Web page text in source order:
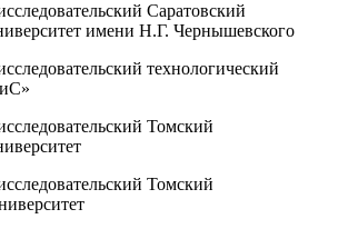
Саратовский
имени Н.Г. Чернышевского
технологический
Томский
Томский